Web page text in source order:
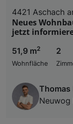
4421 Aschach
Neues
jetzt
51,9 m2
Wohnfläche
2
Thomas
Neuwog